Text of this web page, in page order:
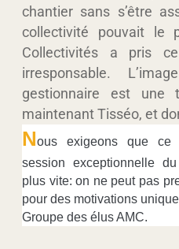
chantier sans s’être
collectivité pouvait le
Collectivités a pris
irresponsable.
gestionnaire est une
maintenant Tisséo, et
Nous exigeons que ce
session exceptionnelle
plus vite: on ne peut pas
pour des motivations
Groupe des élus AMC.